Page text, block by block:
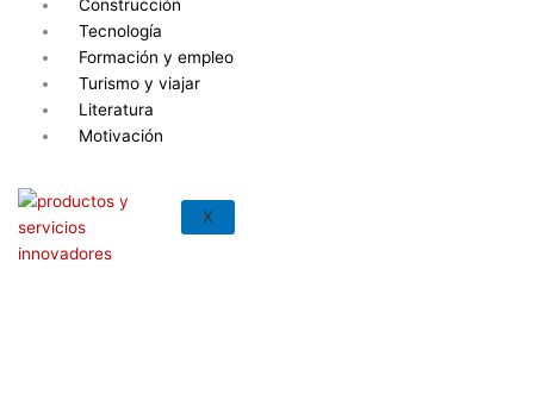
Construcción
Tecnología
Formación y empleo
Turismo y viajar
Literatura
Motivación
X